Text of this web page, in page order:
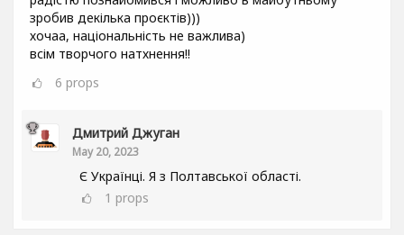
зробив декілька проєктів)))
хочаа, національність не важлива)
всім творчого натхнення!!
6 props
Дмитрий Джуган
May 20, 2023
Є Українці. Я з Полтавської області.
1 props